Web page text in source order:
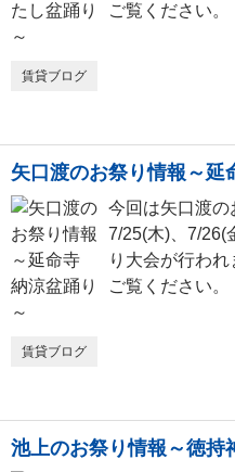
ご覧ください。
賃貸ブログ
矢口渡のお祭り情報～
今回は矢口渡の
7/25(木)、7/26(
り大会が行わ
ご覧ください。
賃貸ブログ
池上のお祭り情報～徳